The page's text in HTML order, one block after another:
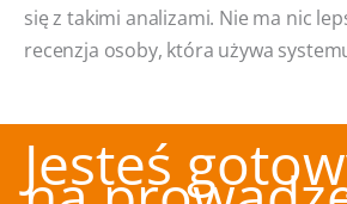
się z takimi analizami. Nie ma nic
recenzja osoby, która używa
Jesteś